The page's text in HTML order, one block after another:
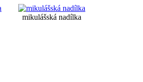
mikulášská nadílka